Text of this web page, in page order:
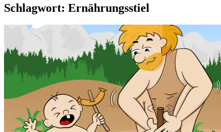
Schlagwort: Ernährungsstiel